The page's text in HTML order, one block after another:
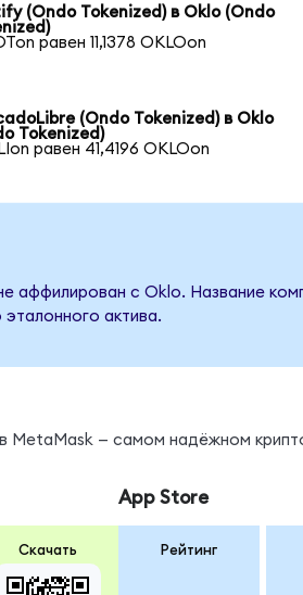
(Ondo Tokenized) в Oklo (Ondo
равен 11,1378 OKLOon
(Ondo Tokenized) в Oklo
Tokenized)
равен 41,4196 OKLOon
аффилирован с Oklo. Название
актива.
MetaMask — самом надёжном
Скачать
App Store
Рейтинг